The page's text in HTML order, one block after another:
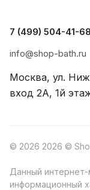
7 (499) 504-41-68
info@shop-bath.ru
Москва, ул.
вход 2A, 1й
© 2026 2026 ©
Данный интернет-
информационный